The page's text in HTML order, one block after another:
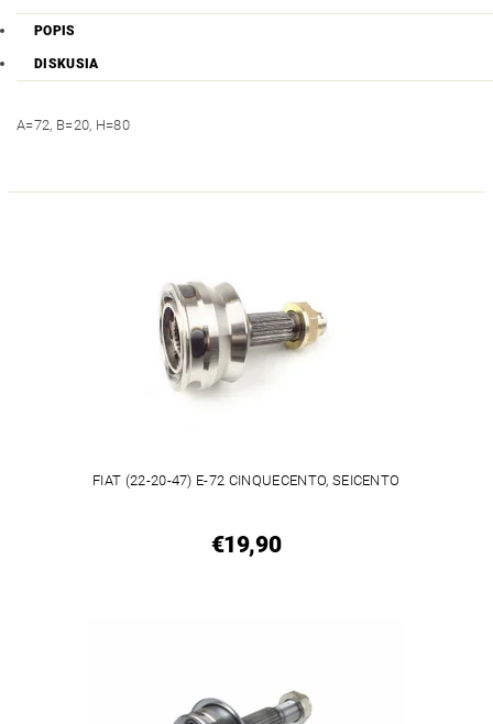
POPIS
DISKUSIA
A=72, B=20, H=80
FIAT (22-20-47) E-72 CINQUECENTO, SEICENTO
€19,90